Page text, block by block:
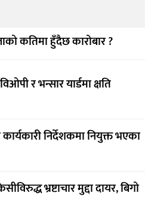
कतिमा हुँदैछ कारोबार ?
र भन्सार यार्डमा क्षति
निर्देशकमा नियुक्त भएका
भ्रष्टाचार मुद्दा दायर, बिगो